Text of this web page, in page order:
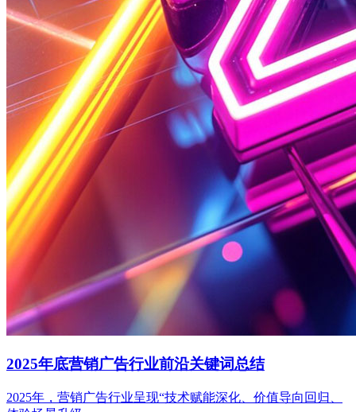
2025年底营销广告行业前沿关键词总结
2025年，营销广告行业呈现“技术赋能深化、价值导向回归、